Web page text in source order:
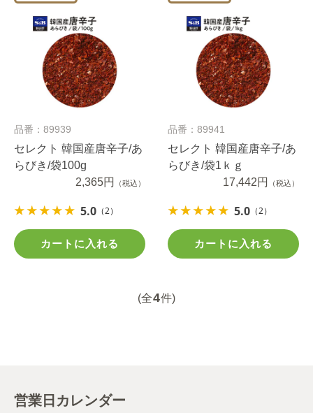
品番：89939
セレクト 韓国産唐辛子/あ
らびき/袋100g
2,365円
（税込）
5.0 （2）
カートに入れる
品番：89941
セレクト 韓国産唐辛子/あ
らびき/袋1ｋｇ
17,442円
（税込）
5.0 （2）
カートに入れる
(全4件)
営業日カレンダー